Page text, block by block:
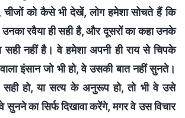
चीजों को कैसे भी देखें, लोग हमेशा सोचते हैं कि
रवैया ही सही है, और दूसरों का कहा उनके
सही नहीं है। वे हमेशा अपनी ही राय से चिपके
इंसान जो भी हो, वे उसकी बात नहीं सुनते।
हो, या सत्य के अनुरूप हो, तो भी वे उसे
सुनने का सिर्फ दिखावा करेंगे, मगर वे उस विचार